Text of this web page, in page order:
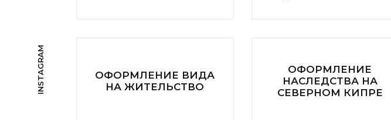
INSTAGRAM
ОФОРМЛЕНИЕ ВИДА
НА ЖИТЕЛЬСТВО
ОФОРМЛЕНИЕ
НАСЛЕДСТВА НА
СЕВЕРНОМ КИПРЕ